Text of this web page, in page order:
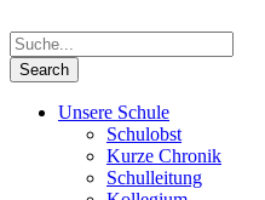
Unsere Schule
Schulobst
Kurze Chronik
Schulleitung